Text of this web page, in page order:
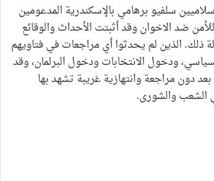
سلفيو برهامي بالإسكندرية المدعومين
ضد الاخوان وقد أثبتت الأحداث والوقائع
ذلك. الذين لم يحدثوا أي مراجعات في فتاويهم
ودخول الانتخابات ودخول البرلمان، وقد
دون مراجعة وانتهازية غريبة تشهد بها
والشورى.